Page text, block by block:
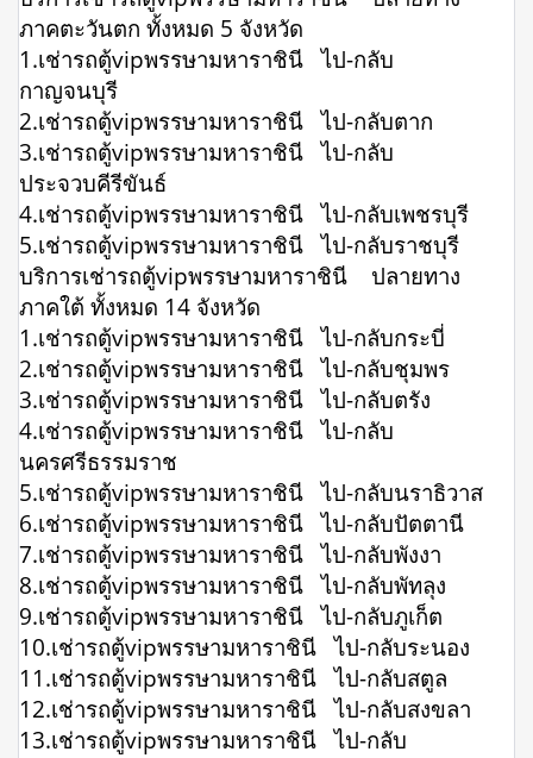
ภาคตะวันตก ทั้งหมด 5 จังหวัด
1.เช่ารถตู้vipพรรษามหาราชินี ไป-กลับ
กาญจนบุรี
2.เช่ารถตู้vipพรรษามหาราชินี ไป-กลับตาก
3.เช่ารถตู้vipพรรษามหาราชินี ไป-กลับ
ประจวบคีรีขันธ์
4.เช่ารถตู้vipพรรษามหาราชินี ไป-กลับเพชรบุรี
5.เช่ารถตู้vipพรรษามหาราชินี ไป-กลับราชบุรี
บริการเช่ารถตู้vipพรรษามหาราชินี ปลายทาง
ภาคใต้ ทั้งหมด 14 จังหวัด
1.เช่ารถตู้vipพรรษามหาราชินี ไป-กลับกระบี่
2.เช่ารถตู้vipพรรษามหาราชินี ไป-กลับชุมพร
3.เช่ารถตู้vipพรรษามหาราชินี ไป-กลับตรัง
4.เช่ารถตู้vipพรรษามหาราชินี ไป-กลับ
นครศรีธรรมราช
5.เช่ารถตู้vipพรรษามหาราชินี ไป-กลับนราธิวาส
6.เช่ารถตู้vipพรรษามหาราชินี ไป-กลับปัตตานี
7.เช่ารถตู้vipพรรษามหาราชินี ไป-กลับพังงา
8.เช่ารถตู้vipพรรษามหาราชินี ไป-กลับพัทลุง
9.เช่ารถตู้vipพรรษามหาราชินี ไป-กลับภูเก็ต
10.เช่ารถตู้vipพรรษามหาราชินี ไป-กลับระนอง
11.เช่ารถตู้vipพรรษามหาราชินี ไป-กลับสตูล
12.เช่ารถตู้vipพรรษามหาราชินี ไป-กลับสงขลา
13.เช่ารถตู้vipพรรษามหาราชินี ไป-กลับ